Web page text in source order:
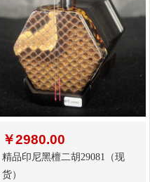
￥2980.00
精品印尼黑檀二胡29081（现
货）